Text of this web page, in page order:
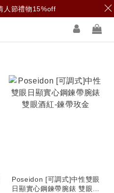
Poseidon [可調式]中性雙眼
日顯實心鋼鍊帶腕錶 雙眼酒
人節禮物15%off